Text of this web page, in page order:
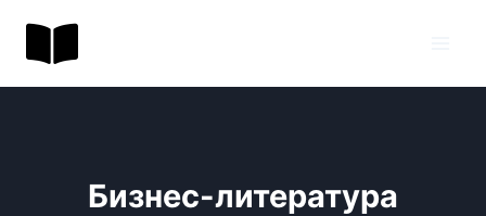
содержимому
Бизнес-литература